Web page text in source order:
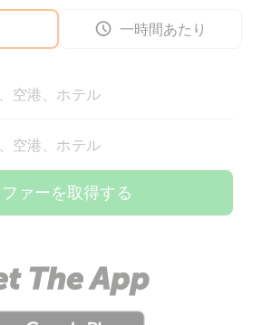
一時間あたり
空港、ホテル
空港、ホテル
ァーを取得する